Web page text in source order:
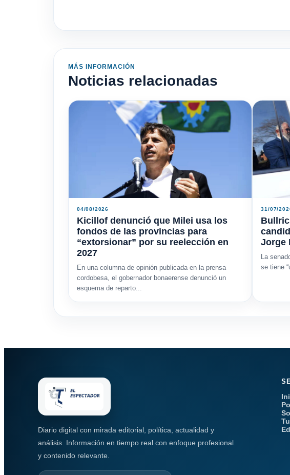
MÁS INFORMACIÓN
Noticias relacionadas
04/08/2026
Kicillof denunció que Milei usa los
fondos de las provincias para
“extorsionar” por su reelección en
2027
En una columna de opinión publicada en la prensa
cordobesa, el gobernador bonaerense denunció un
esquema de reparto...
31/07/
Jorge
La
se tiene
Diario digital con mirada editorial, política, actualidad y
análisis. Información en tiempo real con enfoque profesional
y contenido relevante.